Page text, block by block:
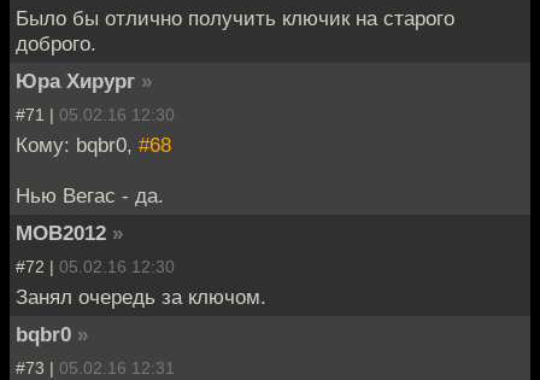
Было бы отлично получить ключик на старого
доброго.
Юра Хирург »
#71 | 05.02.16 12:30
Кому: bqbr0, #68
Нью Вегас - да.
MOB2012 »
#72 | 05.02.16 12:30
Занял очередь за ключом.
bqbr0 »
#73 | 05.02.16 12:31